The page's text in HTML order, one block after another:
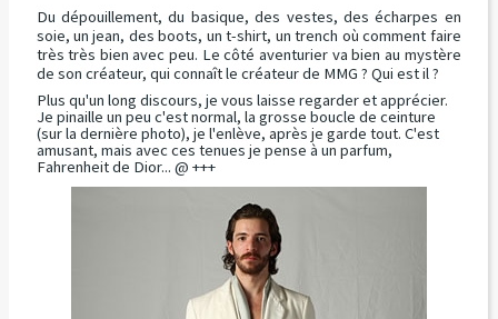
Du dépouillement, du basique, des vestes, des écharpes en
soie, un jean, des boots, un t-shirt, un trench où comment faire
très très bien avec peu. Le côté aventurier va bien au mystère
de son créateur, qui connaît le créateur de MMG ? Qui est il ?
Plus qu'un long discours, je vous laisse regarder et apprécier.
Je pinaille un peu c'est normal, la grosse boucle de ceinture
(sur la dernière photo), je l'enlève, après je garde tout. C'est
amusant, mais avec ces tenues je pense à un parfum,
Fahrenheit de Dior... @ +++